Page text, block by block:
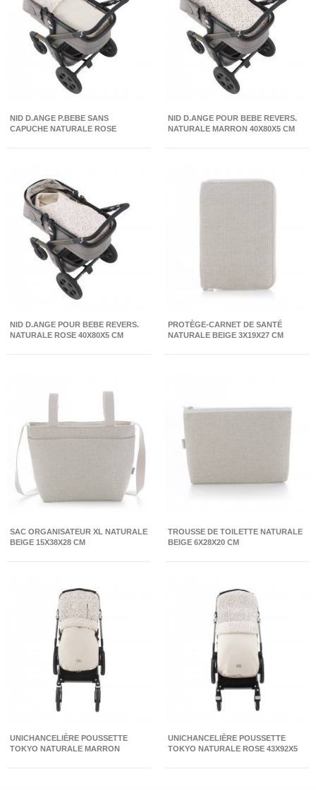
NID D.ANGE P.BEBE SANS
CAPUCHE NATURALE ROSE
NID D.ANGE POUR BEBE REVERS.
NATURALE MARRON 40X80X5 CM
NID D.ANGE POUR BEBE REVERS.
NATURALE ROSE 40X80X5 CM
PROTÈGE-CARNET DE SANTÉ
NATURALE BEIGE 3X19X27 CM
SAC ORGANISATEUR XL NATURALE
BEIGE 15X38X28 CM
TROUSSE DE TOILETTE NATURALE
BEIGE 6X28X20 CM
UNICHANCELIÈRE POUSSETTE
TOKYO NATURALE MARRON
UNICHANCELIÈRE POUSSETTE
TOKYO NATURALE ROSE 43X92X5